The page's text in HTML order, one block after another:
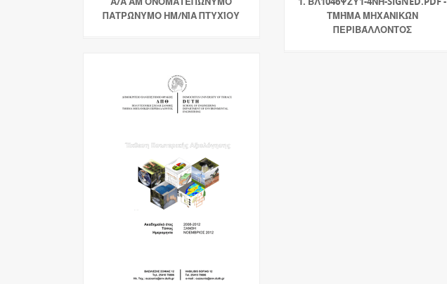
ΠΑΤΡΏΝΥΜΟ ΗΜ/ΝΊΑ ΠΤΥΧΊΟΥ
ΤΜΉΜΑ ΜΗΧΑΝΙΚΏΝ
ΠΕΡΙΒΆΛΛΟΝΤΟΣ